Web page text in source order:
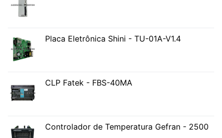
Placa Eletrônica Shini - TU-01A-V1.4
CLP Fatek - FBS-40MA
Controlador de Temperatura Gefran - 2500